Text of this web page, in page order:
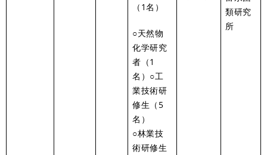
（1名）
○天然物
化学研究
者（1
名）○工
業技術研
修生（5
名）
○林業技
術研修生
類研究
所